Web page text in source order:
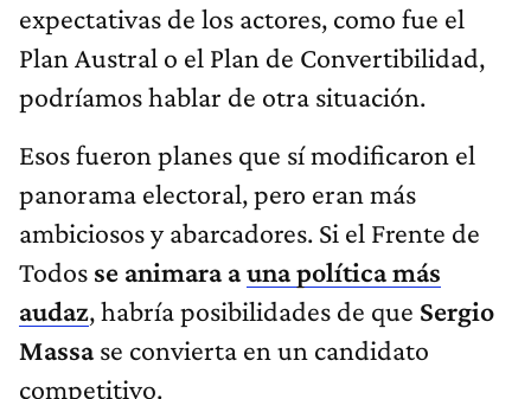
expectativas de los actores, como fue el
Plan Austral o el Plan de Convertibilidad,
podríamos hablar de otra situación.
Esos fueron planes que sí modificaron el
panorama electoral, pero eran más
ambiciosos y abarcadores. Si el Frente de
Todos se animara auna política más
audaz, habría posibilidades de que Sergio
Massase convierta en un candidato
competitivo.